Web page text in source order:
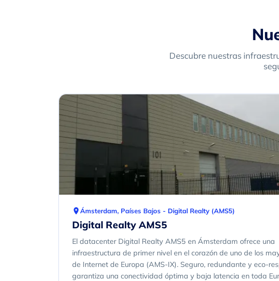
Descubre nuestras
Ámsterdam, Países Bajos - Digital Realty (AMS5)
Digital Realty AMS5
El datacenter Digital Realty AMS5 en Ámsterdam ofrece una
infraestructura de primer nivel en el corazón de uno de los
de Internet de Europa (AMS-IX). Seguro, redundante y eco-
garantiza una conectividad óptima y baja latencia en toda